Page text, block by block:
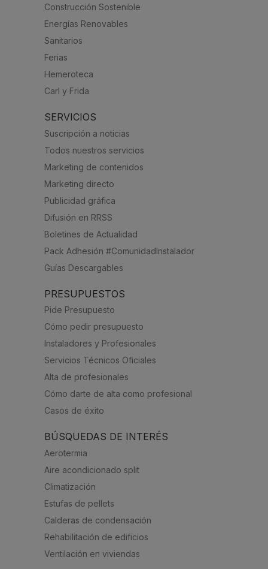
Construcción Sostenible
Energías Renovables
Sanitarios
Ferias
Hemeroteca
Carl y Frida
SERVICIOS
Suscripción a noticias
Todos nuestros servicios
Marketing de contenidos
Marketing directo
Publicidad gráfica
Difusión en RRSS
Boletines de Actualidad
Pack Adhesión #ComunidadInstalador
Guías Descargables
PRESUPUESTOS
Pide Presupuesto
Cómo pedir presupuesto
Instaladores y Profesionales
Servicios Técnicos Oficiales
Alta de profesionales
Cómo darte de alta como profesional
Casos de éxito
BÚSQUEDAS DE INTERÉS
Aerotermia
Aire acondicionado split
Climatización
Estufas de pellets
Calderas de condensación
Rehabilitación de edificios
Ventilación en viviendas